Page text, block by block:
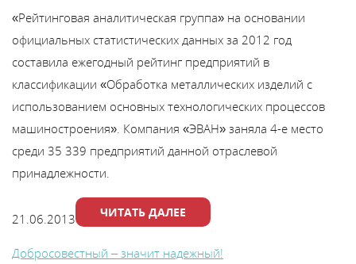
монтажника
Сотрудничество
Информация
y
т
«Рейтинговая аналитическая группа» на основании
официальных статистических данных за 2012 год
составила ежегодный рейтинг предприятий в
классификации «Обработка металлических изделий с
использованием основных технологических процессов
машиностроения». Компания «ЭВАН» заняла 4-е место
среди 35 339 предприятий данной отраслевой
принадлежности.
21.06.2013 ЧИТАТЬ ДАЛЕЕ
Добросовестный – значит надежный!